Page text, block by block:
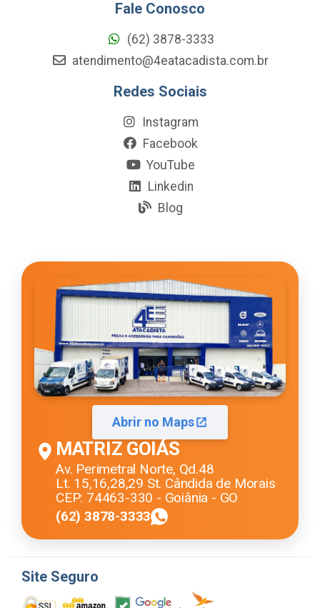
Fale Conosco
(62) 3878-3333
atendimento@4eatacadista.com.br
Redes Sociais
Instagram
Facebook
YouTube
Linkedin
Blog
Abrir no Maps
MATRIZ GOIÁS
Av. Perimetral Norte, Qd.48
Lt. 15,16,28,29 St. Cândida de Morais
CEP: 74463-330 - Goiânia - GO
(62) 3878-3333
Site Seguro